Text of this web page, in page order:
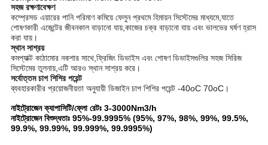
সহজ রক্ষণাবেক্ষণ
কম্প্রেসড এয়ারের পানি পরিমাণ কমিয়ে ফেলুন প্রথমে হিমায়ন সিস্টেমের মাধ্যমে,যাতে
শোষণকারী এজেন্টের জীবনকাল বাড়ানো যায়,কাজের চক্র বাড়ানো যায় এবং ভালভের ঘর্ষণ হ্রাস
করা যায়।
স্থান সাশ্রয়
কমপ্যাক্ট কাঠামোর নকশার সাথে,ফ্রিজিং ডিভাইস এবং শোষণ ডিভাইসগুলির সহজ সিরিজ
সিস্টেমের তুলনায়,এটি আরও স্থান সাশ্রয় করে।
সর্বোত্তম চাপ শিশির পয়েন্ট
ব্যবহারকারীর প্রয়োজনীয়তা অনুযায়ী ডিজাইন চাপ শিশির পয়েন্ট -40oC 70oC।
নাইট্রোজেন ক্যাপাসিটি/ফ্লো রেটঃ 3-3000Nm3/h
নাইট্রোজেন বিশুদ্ধতাঃ 95%-99.9995% (95%, 97%, 98%, 99%, 99.5%,
99.9%, 99.99%, 99.999%, 99.9995%)